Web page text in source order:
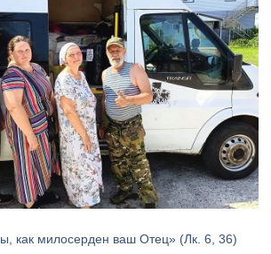
как милосерден ваш Отец» (Лк. 6, 36)